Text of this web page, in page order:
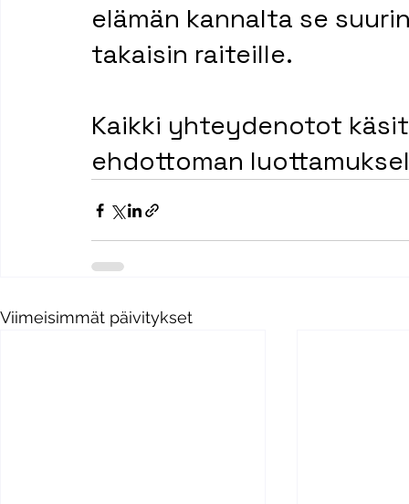
elämän kannalta se
takaisin raiteille.
​Kaikki yhteydenotot
ehdottoman
Viimeisimmät päivitykset